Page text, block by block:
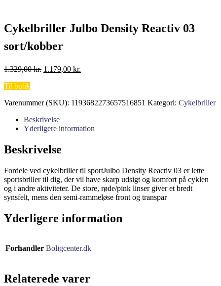
Cykelbriller Julbo Density Reactiv 03
sort/kobber
1.329,00kr. Den
1.329,00 kr..
1.179,00 kr.
1.179,00 kr..
Til butik
Varenummer (SKU): 1193682273657516851 Kategori: Cykelbriller
Beskrivelse
Yderligere information
Beskrivelse
Fordele ved cykelbriller til sportJulbo Density Reactiv 03 er lette
sportsbriller til dig, der vil have skarp udsigt og komfort på cyklen
og i andre aktiviteter. De store, røde/pink linser giver et bredt
synsfelt, mens den semi-rammeløse front og transpar
Yderligere information
Forhandler Boligcenter.dk
Relaterede varer